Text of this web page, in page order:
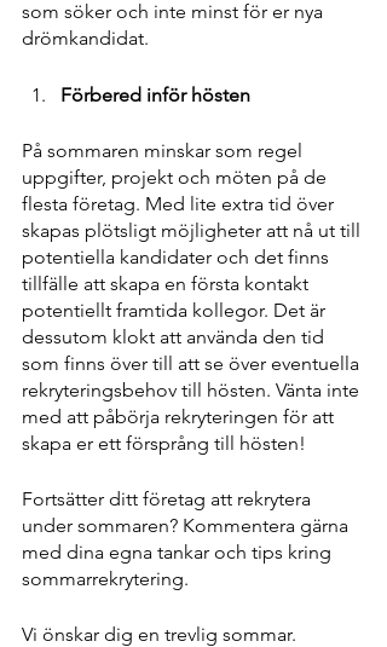
som söker och inte minst för er nya
drömkandidat.
Förbered inför hösten
På sommaren minskar som regel
uppgifter, projekt och möten på de
flesta företag. Med lite extra tid över
skapas plötsligt möjligheter att nå ut till
potentiella kandidater och det finns
tillfälle att skapa en första kontakt
potentiellt framtida kollegor. Det är
dessutom klokt att använda den tid
som finns över till att se över eventuella
rekryteringsbehov till hösten. Vänta inte
med att påbörja rekryteringen för att
skapa er ett försprång till hösten!
Fortsätter ditt företag att rekrytera
under sommaren? Kommentera gärna
med dina egna tankar och tips kring
sommarrekrytering.
Vi önskar dig en trevlig sommar.